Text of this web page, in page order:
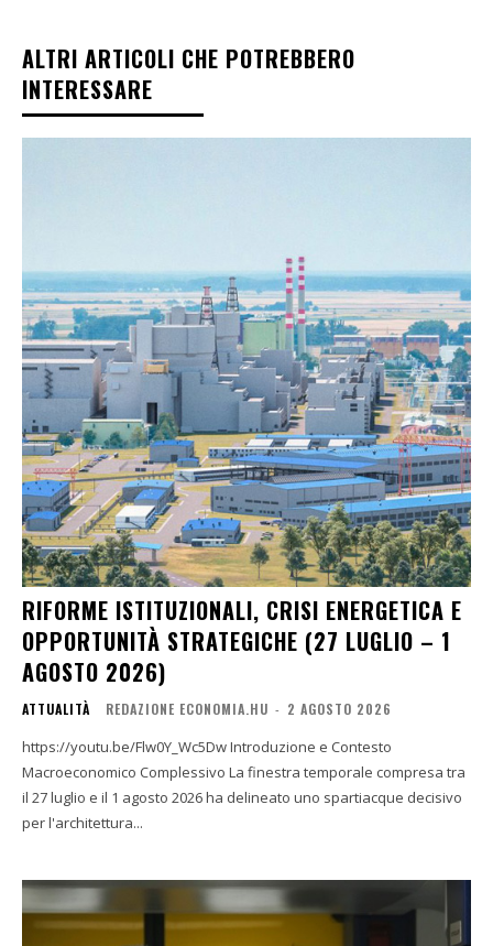
ALTRI ARTICOLI CHE POTREBBERO
INTERESSARE
RIFORME ISTITUZIONALI, CRISI ENERGETICA E
OPPORTUNITÀ STRATEGICHE (27 LUGLIO – 1
AGOSTO 2026)
ATTUALITÀ REDAZIONE ECONOMIA.HU - 2 AGOSTO 2026
https://youtu.be/Flw0Y_Wc5Dw Introduzione e Contesto
Macroeconomico Complessivo La finestra temporale compresa tra
il 27 luglio e il 1 agosto 2026 ha delineato uno spartiacque decisivo
per l'architettura...